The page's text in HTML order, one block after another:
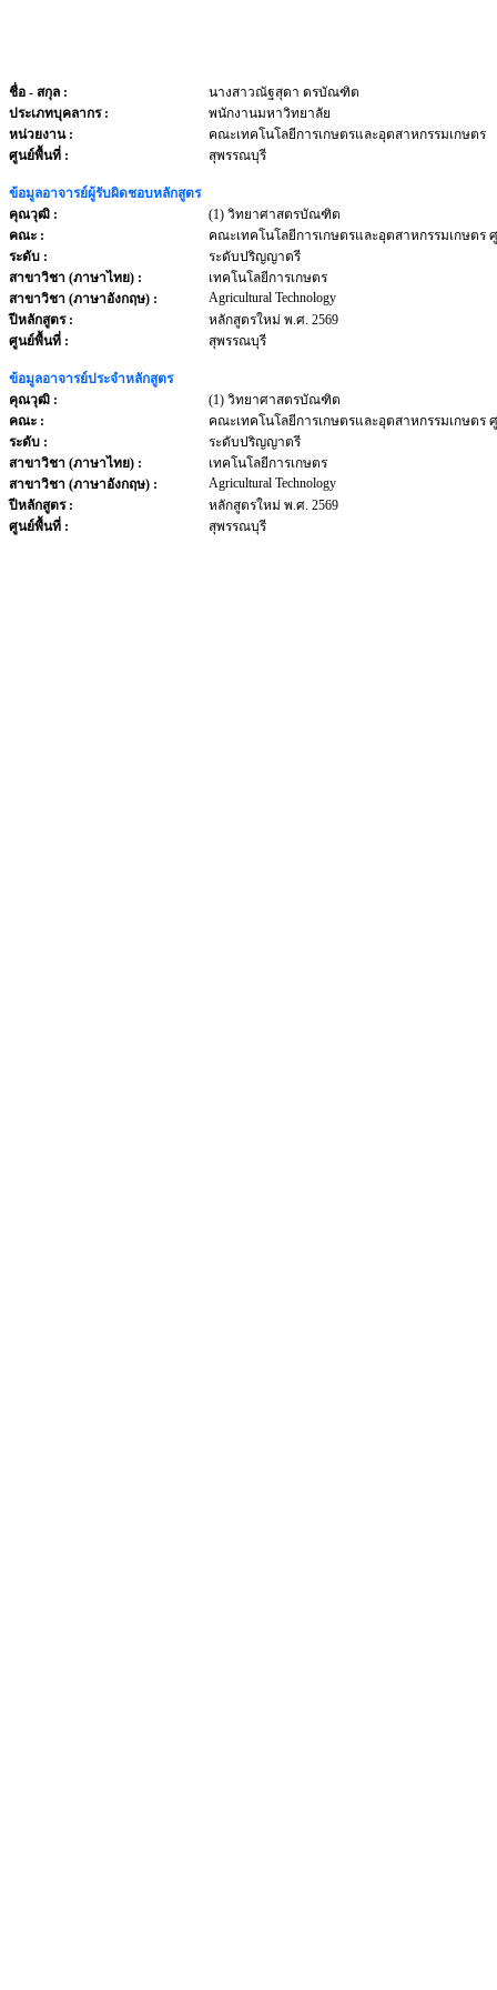
ชื่อ - สกุล :
นางสาวณัฐสุดา ดรบัณฑิต
ประเภทบุคลากร :
พนักงานมหาวิทยาลัย
หน่วยงาน :
คณะเทคโนโลยีการเกษตรและอุตสาหกรรมเกษตร
ศูนย์พื้นที่ :
สุพรรณบุรี
ข้อมูลอาจารย์ผู้รับผิดชอบหลักสูตร
คุณวุฒิ :
(1) วิทยาศาสตรบัณฑิต
คณะ :
คณะเทคโนโลยีการเกษตรและอุตสาหกรรมเกษตร
ระดับ :
ระดับปริญญาตรี
สาขาวิชา (ภาษาไทย) :
เทคโนโลยีการเกษตร
สาขาวิชา (ภาษาอังกฤษ) :
Agricultural Technology
ปีหลักสูตร :
หลักสูตรใหม่ พ.ศ. 2569
ศูนย์พื้นที่ :
สุพรรณบุรี
ข้อมูลอาจารย์ประจำหลักสูตร
คุณวุฒิ :
(1) วิทยาศาสตรบัณฑิต
คณะ :
คณะเทคโนโลยีการเกษตรและอุตสาหกรรมเกษตร
ระดับ :
ระดับปริญญาตรี
สาขาวิชา (ภาษาไทย) :
เทคโนโลยีการเกษตร
สาขาวิชา (ภาษาอังกฤษ) :
Agricultural Technology
ปีหลักสูตร :
หลักสูตรใหม่ พ.ศ. 2569
ศูนย์พื้นที่ :
สุพรรณบุรี